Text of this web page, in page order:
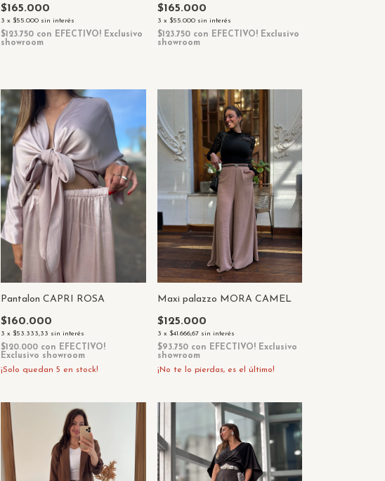
$165.000
3 x $55.000 sin interés
$123.750 con EFECTIVO! Exclusivo
showroom
$165.000
3 x $55.000 sin interés
$123.750 con EFECTIVO! Exclusivo
showroom
Pantalon CAPRI ROSA
$160.000
3 x $53.333,33 sin interés
$120.000 con EFECTIVO!
Exclusivo showroom
¡Solo quedan5 en stock!
Maxi palazzo MORA CAMEL
$125.000
3 x $41.666,67 sin interés
$93.750 con EFECTIVO! Exclusivo
showroom
¡No te lo pierdas, es el último!